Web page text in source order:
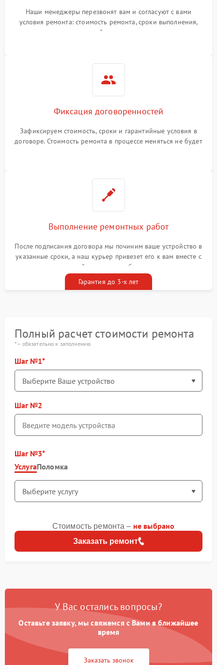
Наши менеджеры перезвонят вам и согласуют с вами
условия ремонта: стоимость ремонта, сроки выполнения,
гарантийные условия
Фиксация договоренностей
Зафиксируем стоимость, сроки и гарантийные условия в
договоре. Стоимость ремонта в процессе меняться не будет
Выполнение ремонтных работ
После подписания договора мы починим ваше устройство в
указанные сроки, а наш курьер привезет его к вам вместе с
гарантийным талоном бесплатно
Гарантия до 3-х лет
Полный расчет стоимости ремонта
* – обязательно к заполнению
Шаг №1
Шаг №2
Шаг №3
УслугаПоломка
Заказать ремонт
Стоимость ремонта – не выбрано
У Вас остались вопросы?
Оставьте заявку, мы свяжемся с Вами в ближайшее
время
Заказать звонок